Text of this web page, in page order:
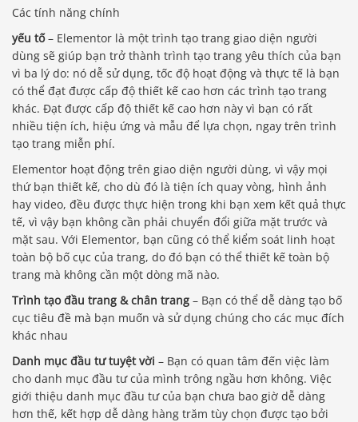
Các tính năng chính
yếu tố– Elementor là một trình tạo trang giao diện người
dùng sẽ giúp bạn trở thành trình tạo trang yêu thích của bạn
vì ba lý do: nó dễ sử dụng, tốc độ hoạt động và thực tế là bạn
có thể đạt được cấp độ thiết kế cao hơn các trình tạo trang
khác. Đạt được cấp độ thiết kế cao hơn này vì bạn có rất
nhiều tiện ích, hiệu ứng và mẫu để lựa chọn, ngay trên trình
tạo trang miễn phí.
Elementor hoạt động trên giao diện người dùng, vì vậy mọi
thứ bạn thiết kế, cho dù đó là tiện ích quay vòng, hình ảnh
hay video, đều được thực hiện trong khi bạn xem kết quả thực
tế, vì vậy bạn không cần phải chuyển đổi giữa mặt trước và
mặt sau. Với Elementor, bạn cũng có thể kiểm soát linh hoạt
toàn bộ bố cục của trang, do đó bạn có thể thiết kế toàn bộ
trang mà không cần một dòng mã nào.
Trình tạo đầu trang & chân trang – Bạn có thể dễ dàng tạo bố
cục tiêu đề mà bạn muốn và sử dụng chúng cho các mục đích
khác nhau
Danh mục đầu tư tuyệt vời – Bạn có quan tâm đến việc làm
cho danh mục đầu tư của mình trông ngầu hơn không. Việc
giới thiệu danh mục đầu tư của bạn chưa bao giờ dễ dàng
hơn thế, kết hợp dễ dàng hàng trăm tùy chọn được tạo bởi